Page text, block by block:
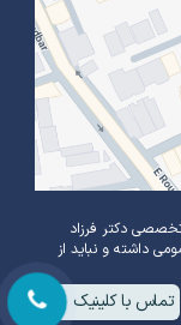
دکتر فرزاد
داشته و نباید از
تماس با کلینیک